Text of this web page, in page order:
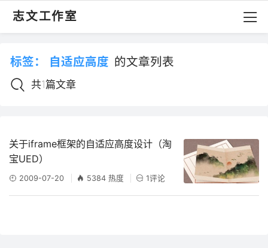
志文工作室
标签： 自适应高度 的文章列表
共1篇文章
关于iframe框架的自适应高度设计（淘
宝UED）
2009-07-20 5384 热度 1评论